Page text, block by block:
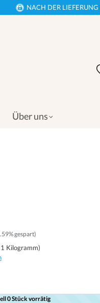
NACH DER
Über uns
gespart)
Kilogramm)
0 Stück vorrätig